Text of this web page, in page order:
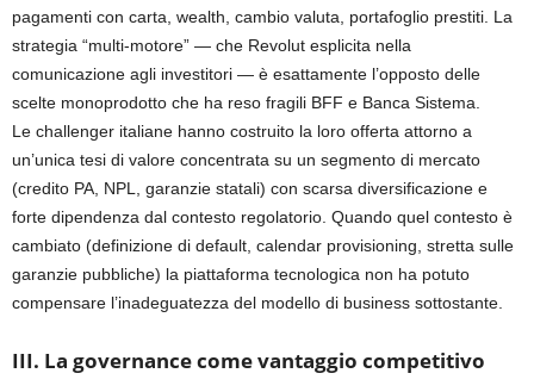
pagamenti con carta, wealth, cambio valuta, portafoglio prestiti. La
strategia “multi-motore” — che Revolut esplicita nella
comunicazione agli investitori — è esattamente l’opposto delle
scelte monoprodotto che ha reso fragili BFF e Banca Sistema.
Le challenger italiane hanno costruito la loro offerta attorno a
un’unica tesi di valore concentrata su un segmento di mercato
(credito PA, NPL, garanzie statali) con scarsa diversificazione e
forte dipendenza dal contesto regolatorio. Quando quel contesto è
cambiato (definizione di default, calendar provisioning, stretta sulle
garanzie pubbliche) la piattaforma tecnologica non ha potuto
compensare l’inadeguatezza del modello di business sottostante.
III. La governance come vantaggio competitivo